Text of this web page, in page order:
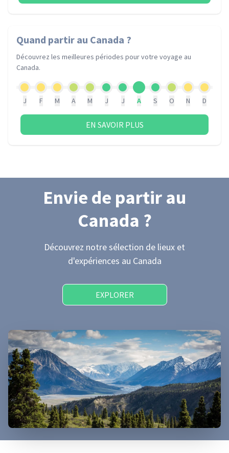
Quand partir au Canada ?
Découvrez les meilleures périodes pour votre voyage au
Canada.
J F M A M J J A S O N D
EN SAVOIR PLUS
Envie de partir au
Canada ?
Découvrez notre sélection de lieux et
d'expériences au Canada
EXPLORER